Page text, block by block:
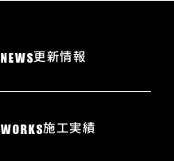
NEWS更新情報
WORKS施工実績